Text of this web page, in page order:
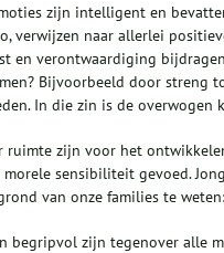
zijn intelligent en
verwijzen naar allerlei
en verontwaardiging
Bijvoorbeeld door streng
In die zin is de overwogen
ruimte zijn voor het
sensibiliteit gevoed.
van onze families te
begripvol zijn tegenover alle